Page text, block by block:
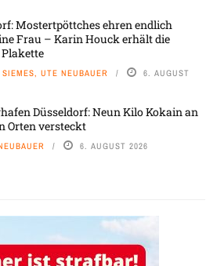
Mostertpöttches ehren endlich
Frau – Karin Houck erhält die
UTE NEUBAUER 6. AUGUST
Düsseldorf: Neun Kilo Kokain an
Orten versteckt
6. AUGUST 2026